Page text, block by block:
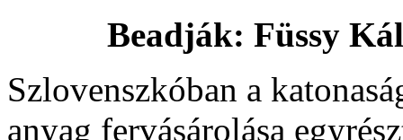
Beadják: Füssy
Szlovenszkóban a
anyag fervásárolása